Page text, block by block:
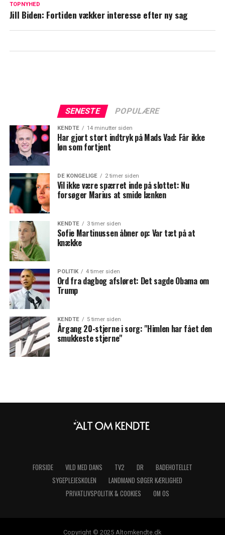
TOPNYHED
Jill Biden: Fortiden vækker interesse efter ny sag
SENESTE POPULÆRE
KENDTE 14 minutter siden
Har gjort stort indtryk på Mads Vad: Får ikke
løn som fortjent
DE KONGELIGE 2 timer siden
Vil ikke være spærret inde på slottet: Nu
forsøger Marius at smide lænken
KENDTE 3 timer siden
Sofie Martinussen åbner op: Var tæt på at
knække
POLITIK 4 timer siden
Ord fra dagbog afsløret: Det sagde Obama om
Trump
KENDTE 5 timer siden
Årgang 20-stjerne i sorg: "Himlen har fået den
smukkeste stjerne"
FORSIDE VILD MED DANS TV2 DR
BADEHOTELLET
SYGEPLEJESKOLEN
LANDMAND SØGER KÆRLIGHED
PRIVATLIVSPOLITIK & COOKIES
OM OS
Copyright © 2025 Altomkendte.dk